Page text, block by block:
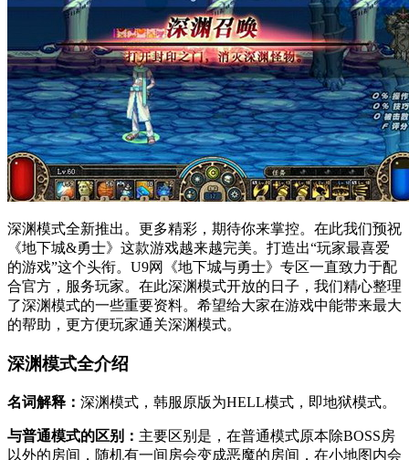
深渊模式全新推出。更多精彩，期待你来掌控。在此我们预祝
《地下城&勇士》这款游戏越来越完美。打造出“玩家最喜爱
的游戏”这个头衔。U9网《地下城与勇士》专区一直致力于配
合官方，服务玩家。在此深渊模式开放的日子，我们精心整理
了深渊模式的一些重要资料。希望给大家在游戏中能带来最大
的帮助，更方便玩家通关深渊模式。
深渊模式全介绍
名词解释： 深渊模式，韩服原版为HELL模式，即地狱模式。
与普通模式的区别：
主要区别是，在普通模式原本除BOSS房
以外的房间，随机有一间房会变成恶魔的房间，在小地图内会